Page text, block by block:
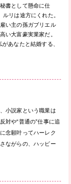
書として懸命に仕
リは途方にくれた。
い主の孫ガブリエル
い大富豪実業家だ。
あなたと結婚する、
小説家という職業は
対や“普通の”仕事に追
念願叶ってハーレク
ながらの、ハッピー